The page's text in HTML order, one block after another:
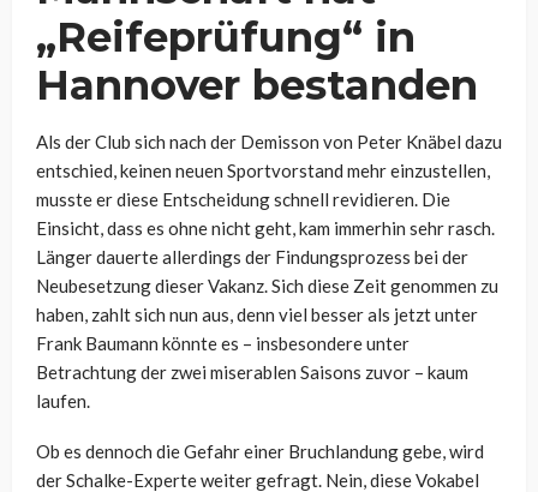
„Reifeprüfung“ in
Hannover bestanden
Als der Club sich nach der Demisson von Peter Knäbel dazu
entschied, keinen neuen Sportvorstand mehr einzustellen,
musste er diese Entscheidung schnell revidieren. Die
Einsicht, dass es ohne nicht geht, kam immerhin sehr rasch.
Länger dauerte allerdings der Findungsprozess bei der
Neubesetzung dieser Vakanz. Sich diese Zeit genommen zu
haben, zahlt sich nun aus, denn viel besser als jetzt unter
Frank Baumann könnte es – insbesondere unter
Betrachtung der zwei miserablen Saisons zuvor – kaum
laufen.
Ob es dennoch die Gefahr einer Bruchlandung gebe, wird
der Schalke-Experte weiter gefragt. Nein, diese Vokabel